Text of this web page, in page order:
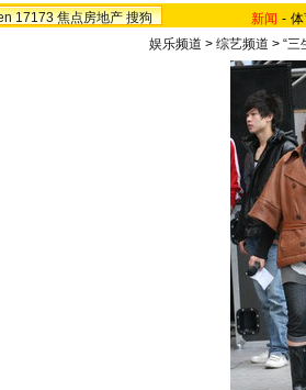
17173 焦点房地产 搜狗 新闻 -
娱乐频道 > 综艺频道 > “三